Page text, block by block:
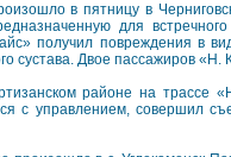
в пятницу в
для
получил повреждения в
сустава. Двое пассажиров «Н.
районе на трассе
с управлением, совершил